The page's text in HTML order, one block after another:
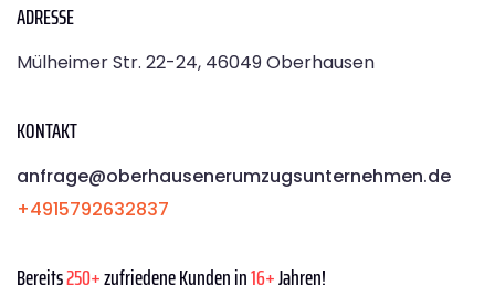
ADRESSE
Mülheimer Str. 22-24, 46049 Oberhausen
KONTAKT
anfrage@oberhausenerumzugsunternehmen.de
+4915792632837
Bereits250+zufriedene Kunden in16+Jahren!